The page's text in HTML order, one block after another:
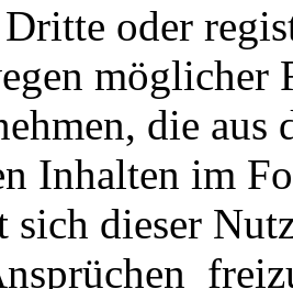
oder
möglicher
die aus
Inhalten im
dieser